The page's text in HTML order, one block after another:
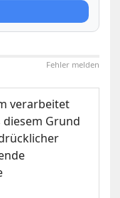
Fehler melden
verarbeitet
Grund